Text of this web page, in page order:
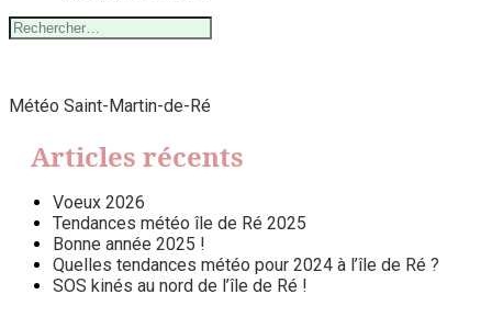
Rechercher :
Météo Saint-Martin-de-Ré
Articles récents
Voeux 2026
Tendances météo île de Ré 2025
Bonne année 2025 !
Quelles tendances météo pour 2024 à l’île de Ré ?
SOS kinés au nord de l’île de Ré !